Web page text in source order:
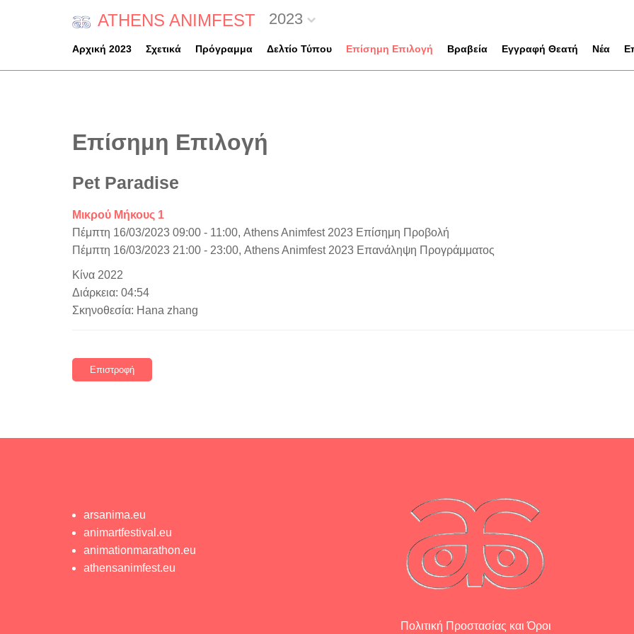
ATHENS ANIMFEST 2023
Αρχική 2023 Σχετικά Πρόγραμμα Δελτίο Τύπου Επίσημη Επιλογή Βραβεία Εγγραφή Θεατή Νέα
Επίσημη Επιλογή
Pet Paradise
Μικρού Μήκους 1
Πέμπτη 16/03/2023 09:00 - 11:00, Athens Animfest 2023 Επίσημη Προβολή
Πέμπτη 16/03/2023 21:00 - 23:00, Athens Animfest 2023 Επανάληψη Προγράμματος
Κίνα 2022
Διάρκεια: 04:54
Σκηνοθεσία: Hana zhang
Επιστροφή
arsanima.eu
animartfestival.eu
animationmarathon.eu
athensanimfest.eu
Πολιτική Προστασίας και Όροι